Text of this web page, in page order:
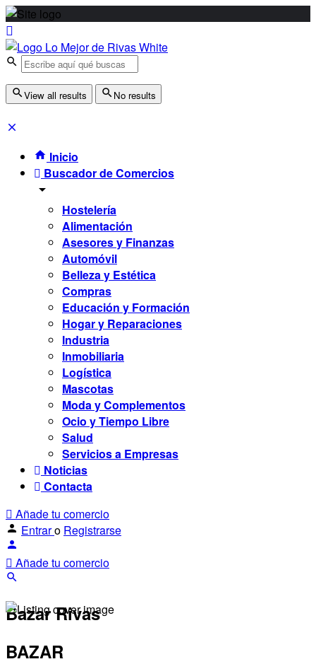
View all results No results
Inicio
Buscador de Comercios
Hostelería
Alimentación
Asesores y Finanzas
Automóvil
Belleza y Estética
Compras
Educación y Formación
Hogar y Reparaciones
Industria
Inmobiliaria
Logística
Mascotas
Moda y Complementos
Ocio y Tiempo Libre
Salud
Servicios a Empresas
Noticias
Contacta
Añade tu comercio
Entraro Registrarse
Añade tu comercio
Bazar Rivas
BAZAR